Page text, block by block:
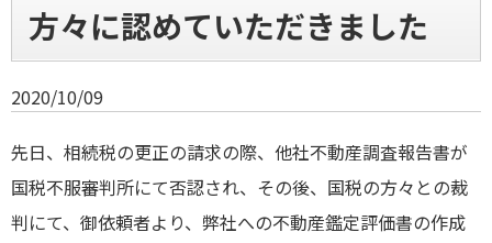
方々に認めていただきました
2020/10/09
先日、相続税の更正の請求の際、他社不動産調査報告書が
国税不服審判所にて否認され、その後、国税の方々との裁
判にて、御依頼者より、弊社への不動産鑑定評価書の作成